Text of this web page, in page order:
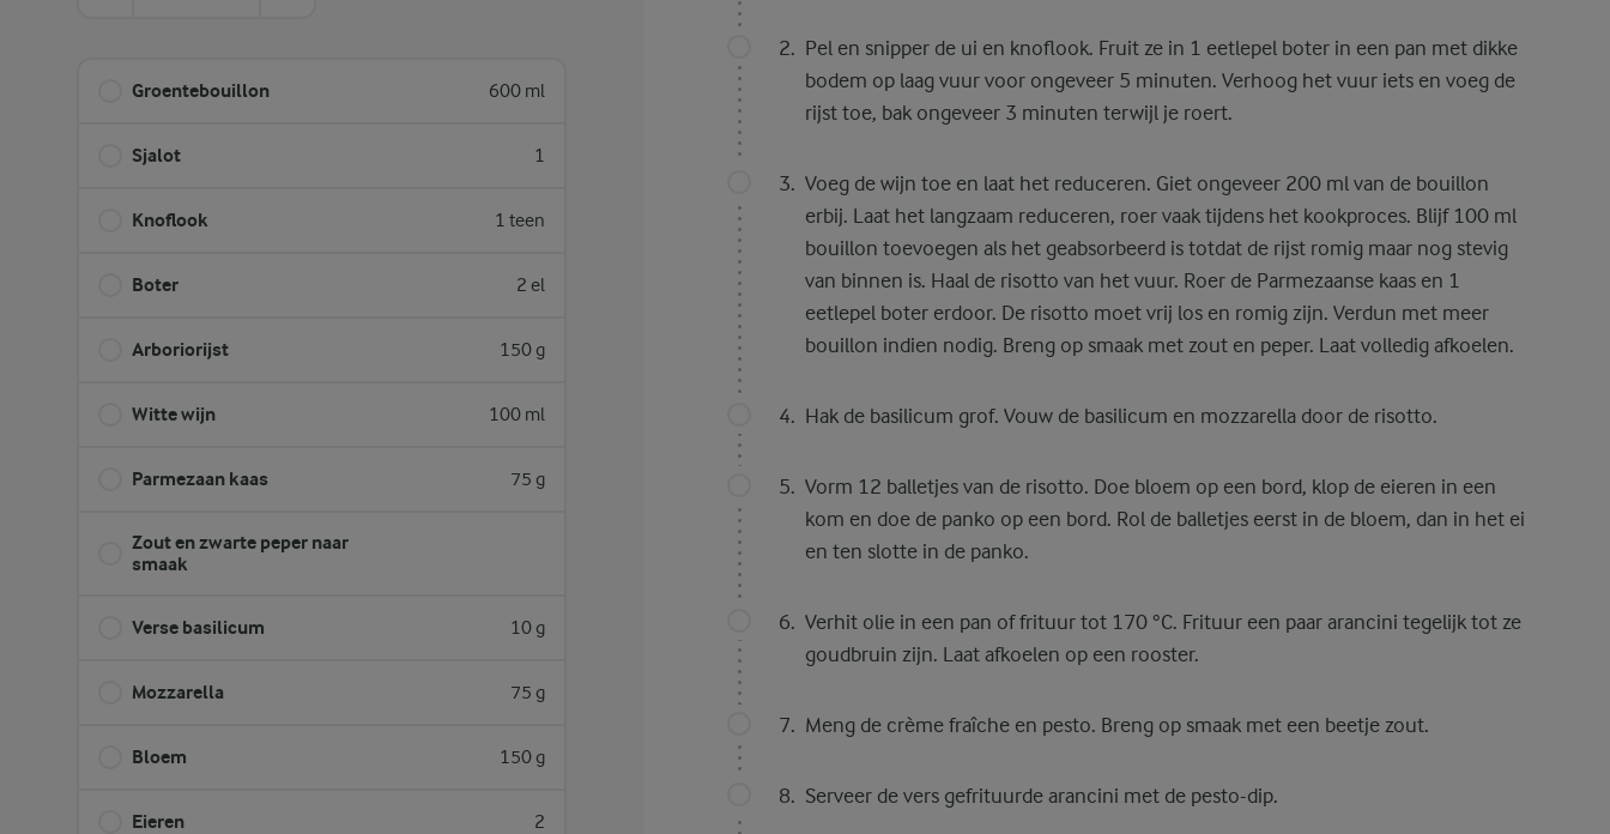
Groentebouillon 600 ml
Sjalot 1
Knoflook 1 teen
Boter 2 el
Arboriorijst 150 g
Witte wijn 100 ml
Parmezaan kaas 75 g
Zout en zwarte peper naar
smaak
Verse basilicum 10 g
Mozzarella 75 g
Bloem 150 g
Eieren 2
Pel en snipper de ui en knoflook. Fruit ze in 1 eetlepel boter in een pan met dikke
bodem op laag vuur voor ongeveer 5 minuten. Verhoog het vuur iets en voeg de
rijst toe, bak ongeveer 3 minuten terwijl je roert.
Voeg de wijn toe en laat het reduceren. Giet ongeveer 200 ml van de bouillon
erbij. Laat het langzaam reduceren, roer vaak tijdens het kookproces. Blijf 100 ml
bouillon toevoegen als het geabsorbeerd is totdat de rijst romig maar nog stevig
van binnen is. Haal de risotto van het vuur. Roer de Parmezaanse kaas en 1
eetlepel boter erdoor. De risotto moet vrij los en romig zijn. Verdun met meer
bouillon indien nodig. Breng op smaak met zout en peper. Laat volledig afkoelen.
Hak de basilicum grof. Vouw de basilicum en mozzarella door de risotto.
Vorm 12 balletjes van de risotto. Doe bloem op een bord, klop de eieren in een
kom en doe de panko op een bord. Rol de balletjes eerst in de bloem, dan in het ei
en ten slotte in de panko.
Verhit olie in een pan of frituur tot 170 °C. Frituur een paar arancini tegelijk tot ze
goudbruin zijn. Laat afkoelen op een rooster.
Meng de crème fraîche en pesto. Breng op smaak met een beetje zout.
Serveer de vers gefrituurde arancini met de pesto-dip.